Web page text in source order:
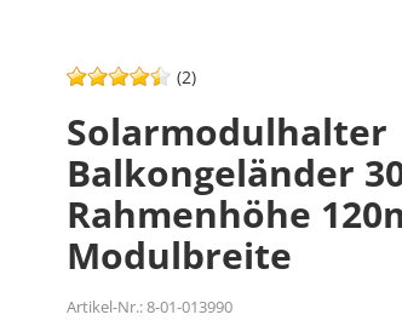
Solarmodulhalter
Balkongeländer
Rahmenhöhe
Modulbreite
Artikel-Nr.:8-01-013990
(2)